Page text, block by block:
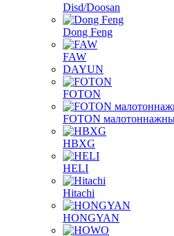
Disd/Doosan
Dong Feng
FAW
DAYUN
FOTON
FOTON
HBXG
HELI
Hitachi
HONGYAN